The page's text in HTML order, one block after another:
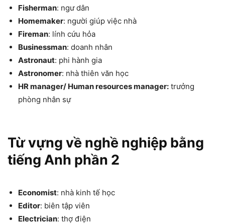
Fisherman: ngư dân
Homemaker: người giúp việc nhà
Fireman: lính cứu hỏa
Businessman: doanh nhân
Astronaut: phi hành gia
Astronomer: nhà thiên văn học
HR manager/ Human resources manager: trưởng
phòng nhân sự
Từ vựng về nghề nghiệp bằng
tiếng Anh phần 2
Economist: nhà kinh tế học
Editor: biên tập viên
Electrician: thợ điện